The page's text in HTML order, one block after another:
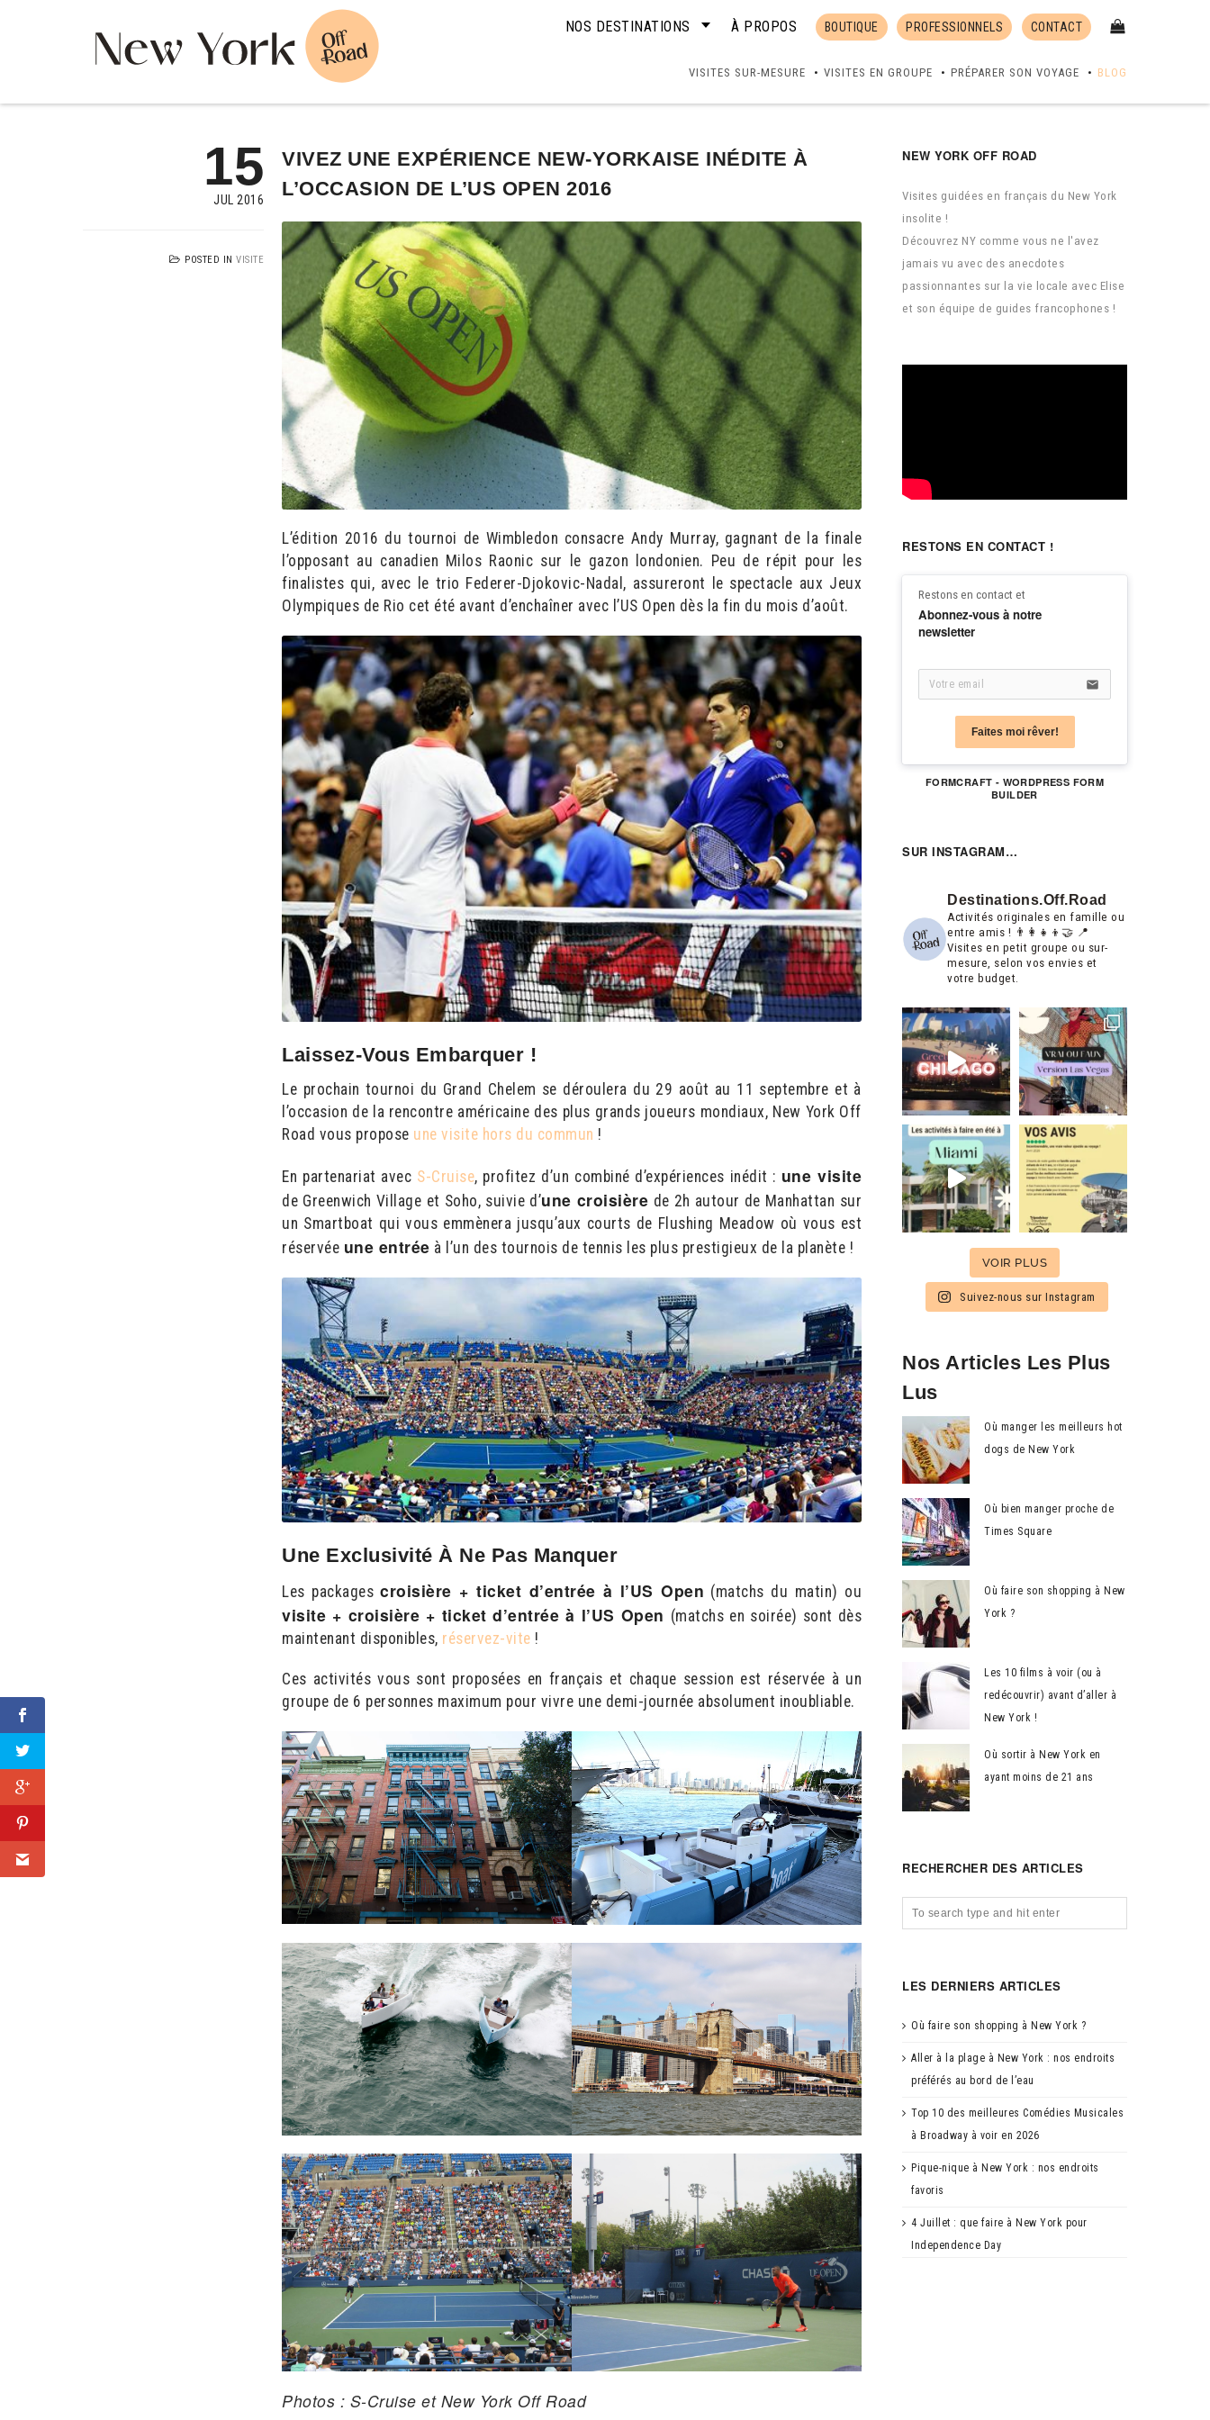
NOS DESTINATIONS À PROPOS BOUTIQUE PROFESSIONNELS CONTACT
VISITES SUR-MESURE VISITES EN GROUPE PRÉPARER SON VOYAGE BLOG
15
JUL 2016
POSTED INVISITE
VIVEZ UNE EXPÉRIENCE NEW-YORKAISE INÉDITE À
L’OCCASION DE L’US OPEN 2016
L’édition 2016 du tournoi de Wimbledon consacre Andy Murray, gagnant de la finale
l’opposant au canadien Milos Raonic sur le gazon londonien. Peu de répit pour les
finalistes qui, avec le trio Federer-Djokovic-Nadal, assureront le spectacle aux Jeux
Olympiques de Rio cet été avant d’enchaîner avec l’US Open dès la fin du mois d’août.
Laissez-Vous Embarquer !
Le prochain tournoi du Grand Chelem se déroulera du 29 août au 11 septembre et à
l’occasion de la rencontre américaine des plus grands joueurs mondiaux, New York Off
Road vous propose une visite hors du commun !
En partenariat avec S-Cruise, profitez d’un combiné d’expériences inédit : une visite
de Greenwich Village et Soho, suivie d’une croisière de 2h autour de Manhattan sur
un Smartboat qui vous emmènera jusqu’aux courts de Flushing Meadow où vous est
réservée une entrée à l’un des tournois de tennis les plus prestigieux de la planète !
Une Exclusivité À Ne Pas Manquer
Les packagescroisière + ticket d’entrée à l’US Open (matchs du matin) ou
visite + croisière + ticket d’entrée à l’US Open (matchs en soirée) sont dès
maintenant disponibles, réservez-vite !
Ces activités vous sont proposées en français et chaque session est réservée à un
groupe de 6 personnes maximum pour vivre une demi-journée absolument inoubliable.
Photos : S-Cruise et New York Off Road
NEW YORK OFF ROAD
Visites guidées en français du New York
insolite !
Découvrez NY comme vous ne l'avez
jamais vu avec des anecdotes
passionnantes sur la vie locale avec Elise
et son équipe de guides francophones !
RESTONS EN CONTACT !
Restons en contact et
Abonnez-vous à notre
newsletter
email
Faites moi rêver!
FORMCRAFT - WORDPRESS FORM
BUILDER
SUR INSTAGRAM…
Destinations.off.road
Activités originales en famille ou
entre amis ! 👨‍👩‍👧‍👦🤝 📍
Visites en petit groupe ou sur-
mesure, selon vos envies et
votre budget.
VOIR PLUS
Suivez-nous sur Instagram
Nos Articles Les Plus
Lus
Où manger les meilleurs hot
dogs de New York
Où bien manger proche de
Times Square
Où faire son shopping à New
York ?
Les 10 films à voir (ou à
redécouvrir) avant d’aller à
New York !
Où sortir à New York en
ayant moins de 21 ans
RECHERCHER DES ARTICLES
LES DERNIERS ARTICLES
Où faire son shopping à New York ?
Aller à la plage à New York : nos endroits
préférés au bord de l’eau
Top 10 des meilleures Comédies Musicales
à Broadway à voir en 2026
Pique-nique à New York : nos endroits
favoris
4 Juillet : que faire à New York pour
Independence Day